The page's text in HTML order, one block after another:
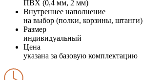
ПВХ (0,4 мм, 2 мм)
Внутреннее наполнение
на выбор (полки, корзины, штанги)
Размер
индивидуальный
Цена
указана за базовую комплектацию